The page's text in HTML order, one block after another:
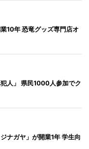
10年 恐竜グッズ専門店オ
人」 県民1000人参加でク
ナガヤ」が開業1年 学生向